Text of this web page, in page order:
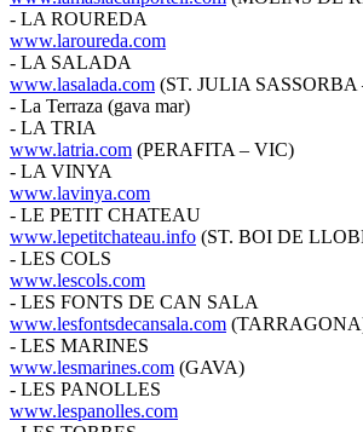
- LA ROUREDA
www.laroureda.com
- LA SALADA
www.lasalada.com (ST. JULIA SASSORBA
- La Terraza (gava mar)
- LA TRIA
www.latria.com (PERAFITA – VIC)
- LA VINYA
www.lavinya.com
- LE PETIT CHATEAU
www.lepetitchateau.info (ST. BOI DE
- LES COLS
www.lescols.com
- LES FONTS DE CAN SALA
www.lesfontsdecansala.com
- LES MARINES
www.lesmarines.com (GAVA)
- LES PANOLLES
www.lespanolles.com